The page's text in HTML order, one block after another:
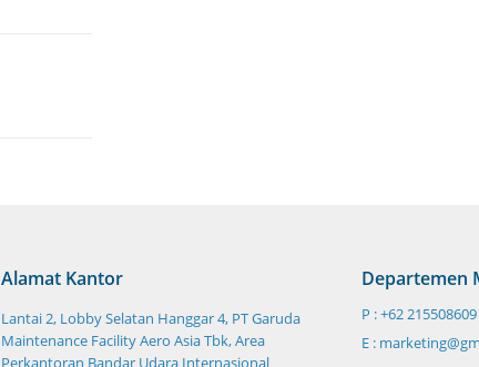
Alamat Kantor
Lantai 2, Lobby Selatan Hanggar 4, PT Garuda
Maintenance Facility Aero Asia Tbk, Area
Perkantoran Bandar Udara Internasional
Departemen
P : +62 215508609
E :